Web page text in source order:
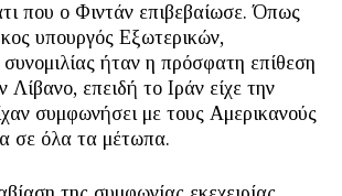
που ο Φιντάν επιβεβαίωσε. Όπως
υπουργός Εξωτερικών,
συνομιλίας ήταν η πρόσφατη επίθεση
Λίβανο, επειδή το Ιράν είχε την
συμφωνήσει με τους Αμερικανούς
σε όλα τα μέτωπα.